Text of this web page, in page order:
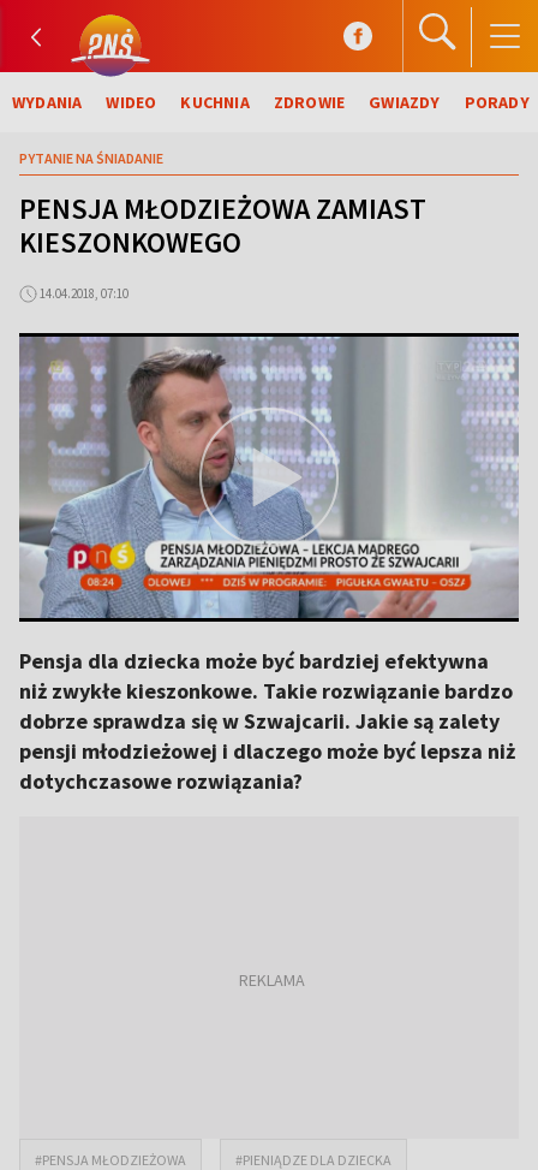
WYDANIA WIDEO KUCHNIA ZDROWIE GWIAZDY PORADY
PYTANIE NA ŚNIADANIE
PENSJA MŁODZIEŻOWA ZAMIAST
KIESZONKOWEGO
14.04.2018, 07:10
Pensja dla dziecka może być bardziej efektywna
niż zwykłe kieszonkowe. Takie rozwiązanie bardzo
dobrze sprawdza się w Szwajcarii. Jakie są zalety
pensji młodzieżowej i dlaczego może być lepsza niż
dotychczasowe rozwiązania?
#PENSJA MŁODZIEŻOWA #PIENIĄDZE DLA DZIECKA